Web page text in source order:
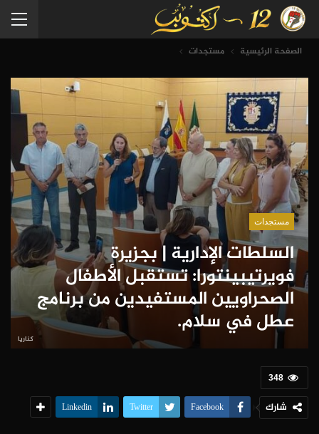
الصفحة الرئيسية مستجدات
مستجدات
السلطات الإدارية | بجزيرة
فويرتيبينتورا: تستقبل الأطفال
الصحراويين المستفيدين من برنامج
عطل في سلام.
كناريا
348
شارك Facebook
Twitter
Linkedin